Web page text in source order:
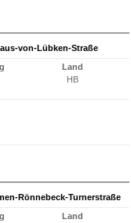
von-Lübken-Straße
Land
HB
Rönnebeck-Turnerstraße
Land